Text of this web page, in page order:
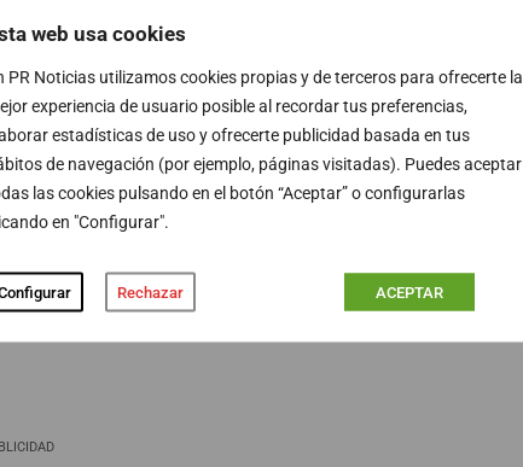
web usa cookies
PR Noticias utilizamos cookies propias y de terceros para ofrecerte la
experiencia de usuario posible al recordar tus preferencias,
estadísticas de uso y ofrecerte publicidad basada en tus
de navegación (por ejemplo, páginas visitadas). Puedes aceptar
las cookies pulsando en el botón “Aceptar” o configurarlas
en "Configurar".
Rechazar ACEPTAR
el autor
o por un robot.
.
los robots en muchos ámbitos de la sociedad,
no habrá un espacio para el asombro y para lo
humana“.
que protege la actividad humana de creación”,
Olarte